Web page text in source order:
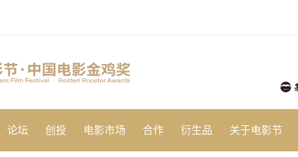
论坛 创投 电影市场 合作 衍生品 关于电影节